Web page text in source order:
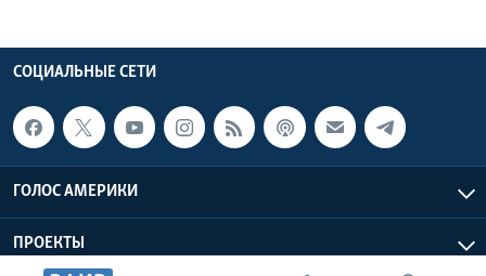
СОЦИАЛЬНЫЕ СЕТИ
ГОЛОС АМЕРИКИ
ПРОЕКТЫ